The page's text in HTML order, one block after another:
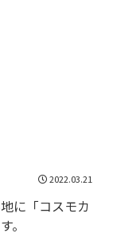
2022.03.21
に「コスモカ
。